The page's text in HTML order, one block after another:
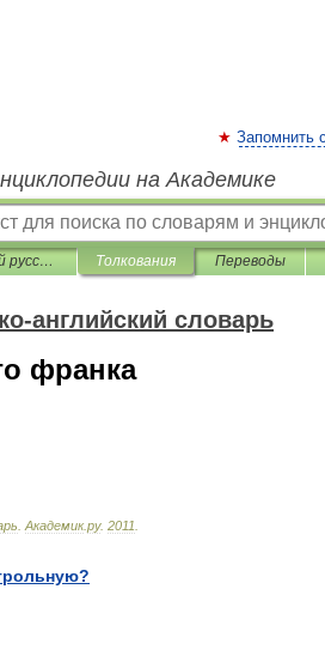
Запомнить
на Академике
Универсальный русско-английский словарь Толкования Переводы
английский словарь
франка
Академик.ру. 2011